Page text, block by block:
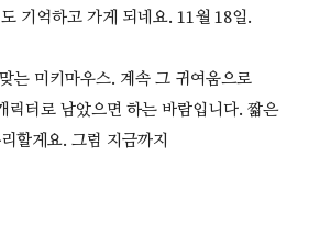
기억하고 가게 되네요. 11월 18일.
는 미키마우스. 계속 그 귀여움으로
릭터로 남았으면 하는 바람입니다. 짧은
할게요. 그럼 지금까지